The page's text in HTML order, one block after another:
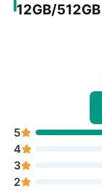
12GB/512GB
5
4
3
2